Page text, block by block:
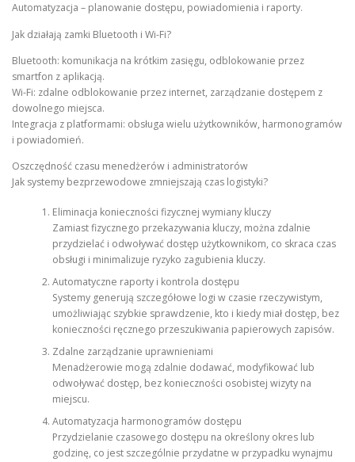
Automatyzacja – planowanie dostępu, powiadomienia i raporty.
Jak działają zamki Bluetooth i Wi-Fi?
Bluetooth: komunikacja na krótkim zasięgu, odblokowanie przez
smartfon z aplikacją.
Wi-Fi: zdalne odblokowanie przez internet, zarządzanie dostępem z
dowolnego miejsca.
Integracja z platformami: obsługa wielu użytkowników, harmonogramów
i powiadomień.
Oszczędność czasu menedżerów i administratorów
Jak systemy bezprzewodowe zmniejszają czas logistyki?
Eliminacja konieczności fizycznej wymiany kluczy
Zamiast fizycznego przekazywania kluczy, można zdalnie
przydzielać i odwoływać dostęp użytkownikom, co skraca czas
obsługi i minimalizuje ryzyko zagubienia kluczy.
Automatyczne raporty i kontrola dostępu
Systemy generują szczegółowe logi w czasie rzeczywistym,
umożliwiając szybkie sprawdzenie, kto i kiedy miał dostęp, bez
konieczności ręcznego przeszukiwania papierowych zapisów.
Zdalne zarządzanie uprawnieniami
Menadżerowie mogą zdalnie dodawać, modyfikować lub
odwoływać dostęp, bez konieczności osobistej wizyty na
miejscu.
Automatyzacja harmonogramów dostępu
Przydzielanie czasowego dostępu na określony okres lub
godzinę, co jest szczególnie przydatne w przypadku wynajmu